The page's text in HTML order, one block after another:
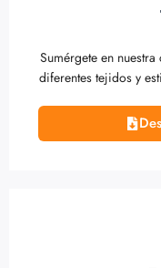
Sumérgete en
diferentes tejidos y